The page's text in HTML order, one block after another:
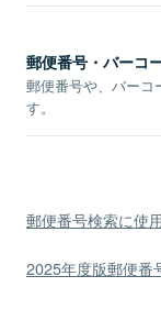
郵便番号・バーコ
郵便番号や、バーコ
す。
郵便番号検索に使
2025年度版郵便番